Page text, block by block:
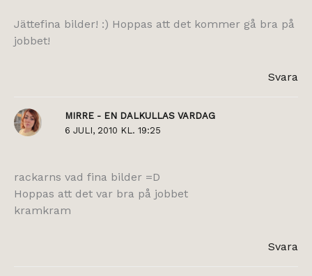
Jättefina bilder! :) Hoppas att det kommer gå bra på
jobbet!
Svara
MIRRE - EN DALKULLAS VARDAG
6 JULI, 2010 KL. 19:25
rackarns vad fina bilder =D
Hoppas att det var bra på jobbet
kramkram
Svara